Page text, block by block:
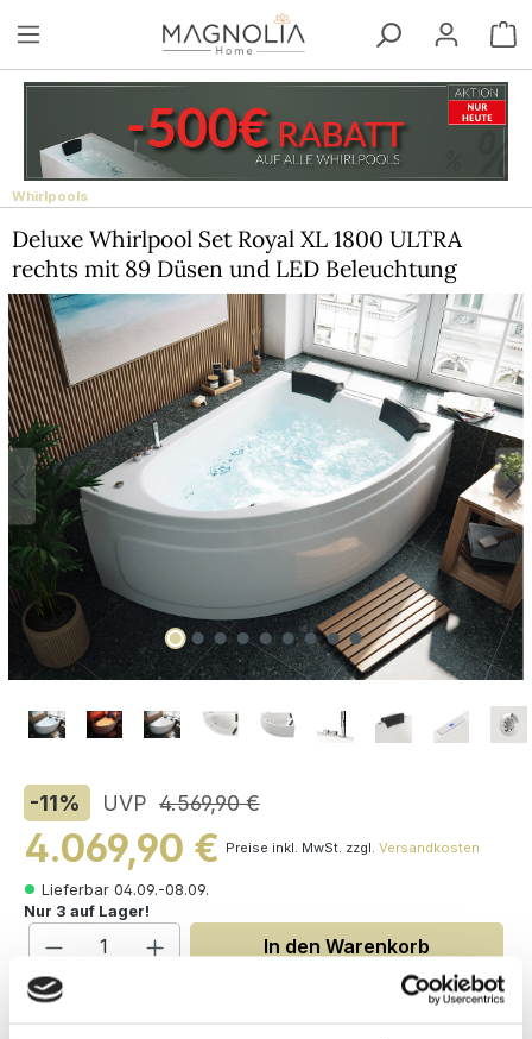
Zum Hauptinhalt springen
Whirlpools
Deluxe Whirlpool Set Royal XL 1800 ULTRA
rechts mit 89 Düsen und LED Beleuchtung
Bildergalerie überspringen
-11% UVP 4.569,90 €
4.069,90 € Preise inkl. MwSt. zzgl. Versandkosten
Lieferbar 04.09.-08.09.
Nur 3 auf Lager!
Produkt Anzahl: Gib den
In den Warenkorb